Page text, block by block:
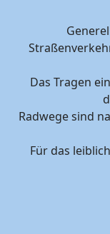
Das Tragen
Radwege sind
Für das